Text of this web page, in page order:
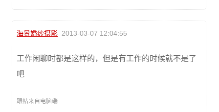
海景婚纱摄影 2013-03-07 12:04:55
工作闲聊时都是这样的，但是有工作的时候就不是了
吧
跟帖来自电脑端